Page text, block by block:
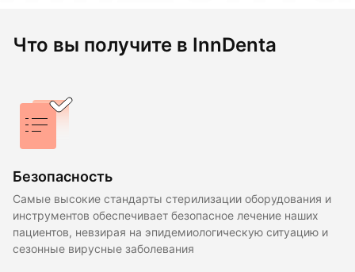
Что вы получите в InnDenta
Безопасность
Самые высокие стандарты стерилизации оборудования и
инструментов обеспечивает безопасное лечение наших
пациентов, невзирая на эпидемиологическую ситуацию и
сезонные вирусные заболевания